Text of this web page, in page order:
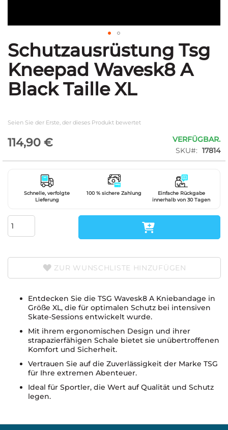
Zum
Anfang
der
Bildgalerie
springen
Schutzausrüstung Tsg
Kneepad Wavesk8 A
Black Taille XL
Seien Sie der Erste, der dieses Produkt bewertet
114,90 €
VERFÜGBAR.
SKU
17814
Schnelle, verfolgte
Lieferung
100 % sichere Zahlung
Einfache Rückgabe
innerhalb von 30 Tagen
ZUR WUNSCHLISTE HINZUFÜGEN
Entdecken Sie die TSG Wavesk8 A Kniebandage in
Größe XL, die für optimalen Schutz bei intensiven
Skate-Sessions entwickelt wurde.
Mit ihrem ergonomischen Design und ihrer
strapazierfähigen Schale bietet sie unübertroffenen
Komfort und Sicherheit.
Vertrauen Sie auf die Zuverlässigkeit der Marke TSG
für Ihre extremen Abenteuer.
Ideal für Sportler, die Wert auf Qualität und Schutz
legen.